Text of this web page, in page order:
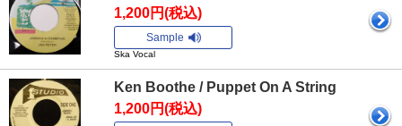
1,200円(税込)
Sample
Ska Vocal
Ken Boothe / Puppet On A String
1,200円(税込)